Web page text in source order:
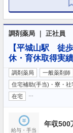
調剤薬局 ｜ 正社員
【平城山駅 徒
休・育休取得実
調剤薬局 一般薬剤師
住宅補助(手当)・寮・社
在宅
給与・手当
年収500